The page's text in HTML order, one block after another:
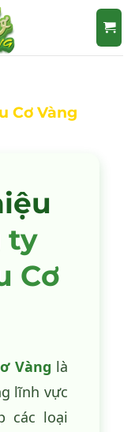
Cơ Vàng
ty
Cơ
Vàng là
lĩnh vực
các loại